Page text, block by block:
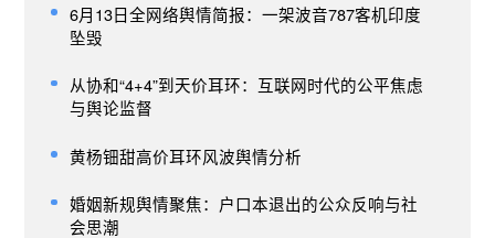
6月13日全网络舆情简报：一架波音787客机印度
坠毁
从协和“4+4”到天价耳环：互联网时代的公平焦虑
与舆论监督
黄杨钿甜高价耳环风波舆情分析
婚姻新规舆情聚焦：户口本退出的公众反响与社
会思潮